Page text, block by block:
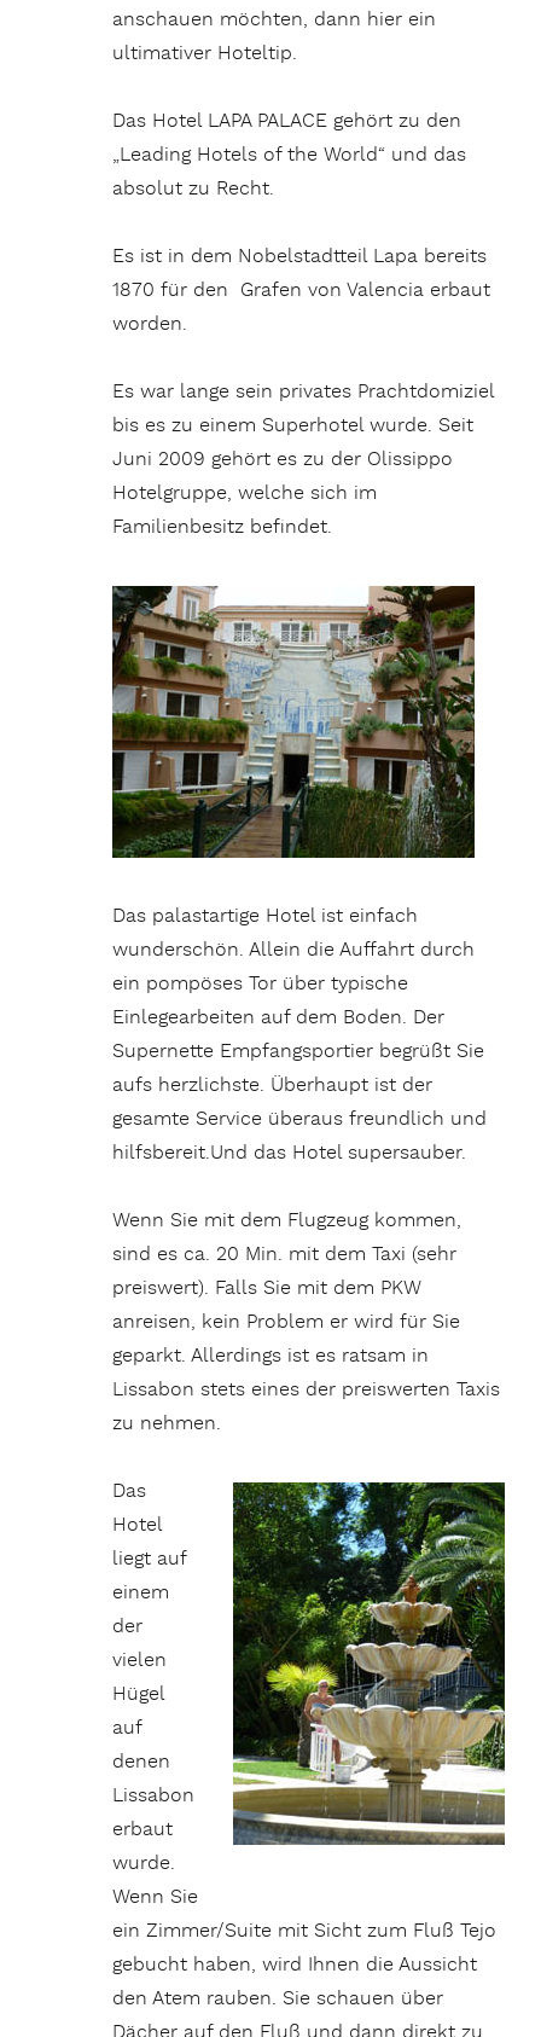
anschauen möchten, dann hier ein
ultimativer Hoteltip.
Das Hotel LAPA PALACE gehört zu den
„Leading Hotels of the World“ und das
absolut zu Recht.
Es ist in dem Nobelstadtteil Lapa bereits
1870 für den Grafen von Valencia erbaut
worden.
Es war lange sein privates Prachtdomiziel
bis es zu einem Superhotel wurde. Seit
Juni 2009 gehört es zu der Olissippo
Hotelgruppe, welche sich im
Familienbesitz befindet.
Das palastartige Hotel ist einfach
wunderschön. Allein die Auffahrt durch
ein pompöses Tor über typische
Einlegearbeiten auf dem Boden. Der
Supernette Empfangsportier begrüßt Sie
aufs herzlichste. Überhaupt ist der
gesamte Service überaus freundlich und
hilfsbereit.Und das Hotel supersauber.
Wenn Sie mit dem Flugzeug kommen,
sind es ca. 20 Min. mit dem Taxi (sehr
preiswert). Falls Sie mit dem PKW
anreisen, kein Problem er wird für Sie
geparkt. Allerdings ist es ratsam in
Lissabon stets eines der preiswerten Taxis
zu nehmen.
Das
Hotel
liegt auf
einem
der
vielen
Hügel
auf
denen
Lissabon
erbaut
wurde.
Wenn Sie
ein Zimmer/Suite mit Sicht zum Fluß Tejo
gebucht haben, wird Ihnen die Aussicht
den Atem rauben. Sie schauen über